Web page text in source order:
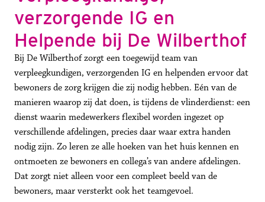
verzorgende IG en
Bij De Wilberthof zorgt een toegewijd team van
verpleegkundigen, verzorgenden IG en helpenden ervoor dat
bewoners de zorg krijgen die zij nodig hebben. Eén van de
manieren waarop zij dat doen, is tijdens de vlinderdienst: een
dienst waarin medewerkers flexibel worden ingezet op
verschillende afdelingen, precies daar waar extra handen
nodig zijn. Zo leren ze alle hoeken van het huis kennen en
ontmoeten ze bewoners en collega’s van andere afdelingen.
Dat zorgt niet alleen voor een compleet beeld van de
bewoners, maar versterkt ook het teamgevoel.